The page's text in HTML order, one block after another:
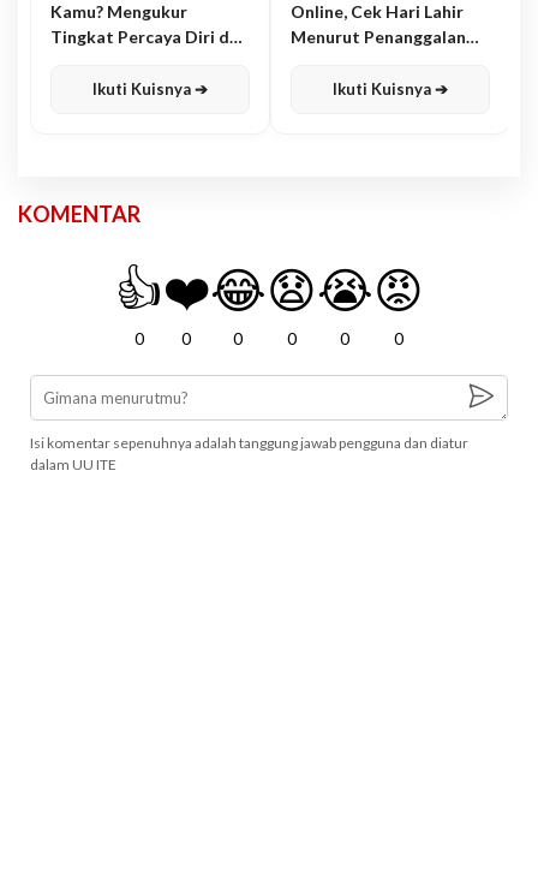
Kamu? Mengukur
Tingkat Percaya Diri dan
Ikuti Kuisnya ➔
Online, Cek Hari Lahir
Menurut Penanggalan
Ikuti Kuisnya ➔
KOMENTAR
👍
0
❤️
0
😂
0
😧
0
😭
0
😡
0
Isi komentar sepenuhnya adalah tanggung jawab pengguna dan diatur
dalam UU ITE